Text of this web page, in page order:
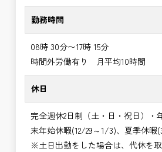
勤務時間
08時 30分〜17時 15分
時間外労働有り 月平均10時間
休日
完全週休2日制（土・日・祝日）・
末年始休暇(12/29～1/3)、夏季休暇
※土日出勤をした場合は、代休を取